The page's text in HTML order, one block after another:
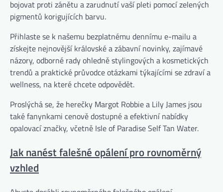
bojovat proti zánětu a zarudnutí vaší pleti pomocí zelených
pigmentů korigujících barvu.
Přihlaste se k našemu bezplatnému dennímu e-mailu a
získejte nejnovější královské a zábavní novinky, zajímavé
názory, odborné rady ohledně stylingových a kosmetických
trendů a praktické průvodce otázkami týkajícími se zdraví a
wellness, na které chcete odpovědět.
Proslýchá se, že herečky Margot Robbie a Lily James jsou
také fanynkami cenově dostupné a efektivní nabídky
opalovací značky, včetně Isle of Paradise Self Tan Water.
Jak nanést falešné opálení pro rovnoměrný
vzhled